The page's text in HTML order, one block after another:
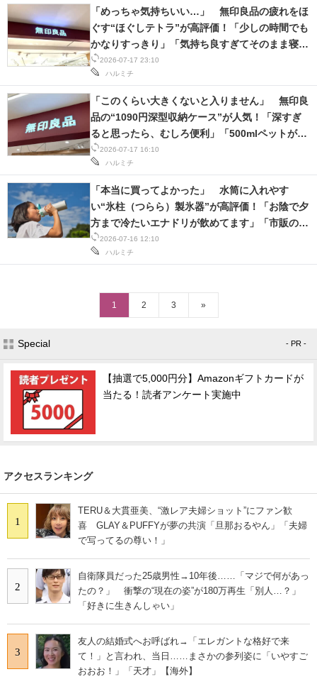
2026-07-17 23:10
ハルミチ
「めっちゃ気持ちいい…」 無印良品の疲れをほ
ぐす“ほぐしテトラ”が高評価！「少しの時間でも
かなりすっきり」「気持ち良すぎてそのまま寝て
しまう日も」
2026-07-17 16:10
ハルミチ
「このくらい大きくないと入りません」 無印良
品の“1090円深型収納ケース”が人気！「深すぎ
ると思ったら、むしろ便利」「500mlペットが24
本入ります」
2026-07-16 12:10
ハルミチ
「本当に買ってよかった」 水筒に入れやす
い“氷柱（つらら）製氷器”が高評価！「お陰で夕
方まで冷たいエナドリが飲めてます」「市販のア
イスの添加物対策に◎」
1 2 3 »
Special - PR -
【抽選で5,000円分】Amazonギフトカードが
当たる！読者アンケート実施中
アクセスランキング
1
TERU＆大貫亜美、“激レア夫婦ショット”にファン歓
喜 GLAY＆PUFFYが夢の共演「旦那おるやん」「夫婦
で写ってるの尊い！」
2
自衛隊員だった25歳男性→10年後……「マジで何があっ
たの？」 衝撃の“現在の姿”が180万再生「別人…？」
「好きに生きんしゃい」
3
友人の結婚式へお呼ばれ→「エレガントな格好で来
て！」と言われ、当日……まさかの参列姿に「いやすご
おおお！」「天才」【海外】